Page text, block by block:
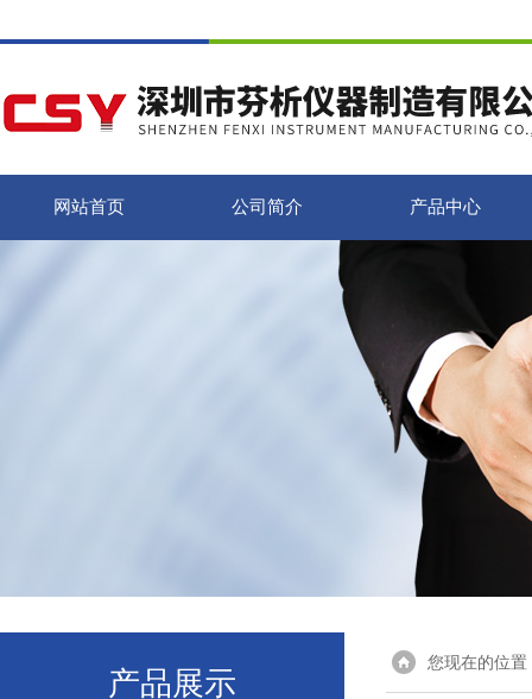
网站首页 公司简介 产品中心
产品展示
您现在的位置